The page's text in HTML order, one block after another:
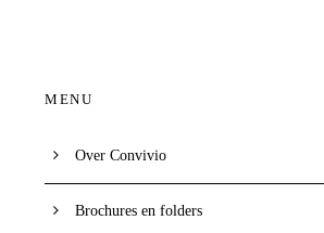
MENU
Over Convivio
Brochures en folders